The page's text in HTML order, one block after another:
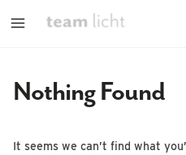
Nothing Found
It seems we can’t find what